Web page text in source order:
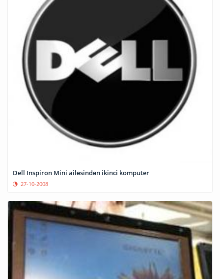
Dell Inspiron Mini ailəsindən ikinci kompüter
27-10-2008